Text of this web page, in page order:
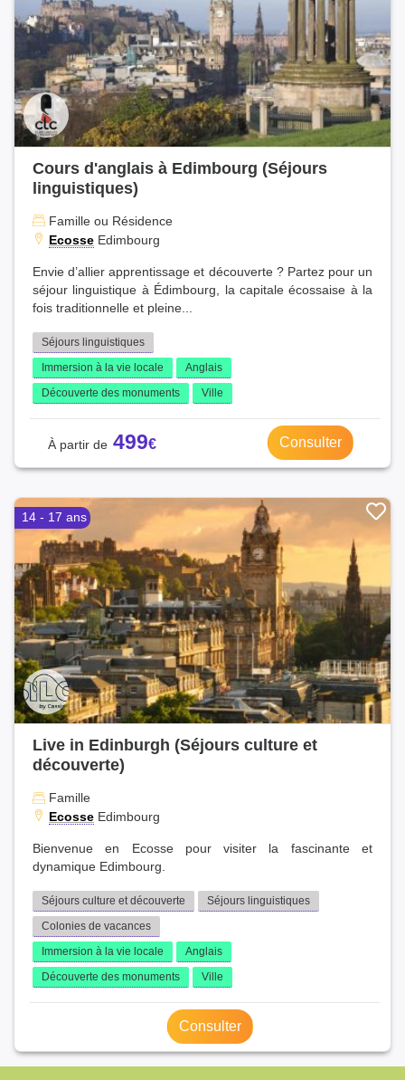
Cours d'anglais à Edimbourg (Séjours
linguistiques)
Famille ou Résidence
Ecosse Edimbourg
Envie d’allier apprentissage et découverte ? Partez pour un
séjour linguistique à Édimbourg, la capitale écossaise à la
fois traditionnelle et pleine...
Séjours linguistiques
Immersion à la vie locale
Anglais
Découverte des monuments
Ville
499 Consulter
14 - 17 ans
Live in Edinburgh (Séjours culture et
découverte)
Famille
Ecosse Edimbourg
Bienvenue en Ecosse pour visiter la fascinante et
dynamique Edimbourg.
Séjours culture et découverte
Séjours linguistiques
Colonies de vacances
Immersion à la vie locale
Anglais
Découverte des monuments
Ville
Consulter